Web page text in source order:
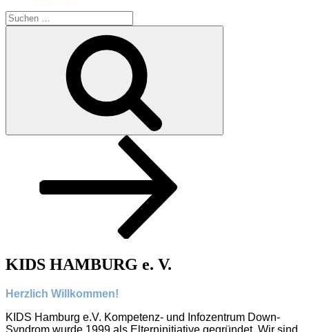
Suchen
nach:
KIDS HAMBURG e. V.
Herzlich Willkommen!
KIDS Hamburg e.V. Kompetenz- und Infozentrum Down-
Syndrom wurde 1999 als Elterninitiative gegründet. Wir sind